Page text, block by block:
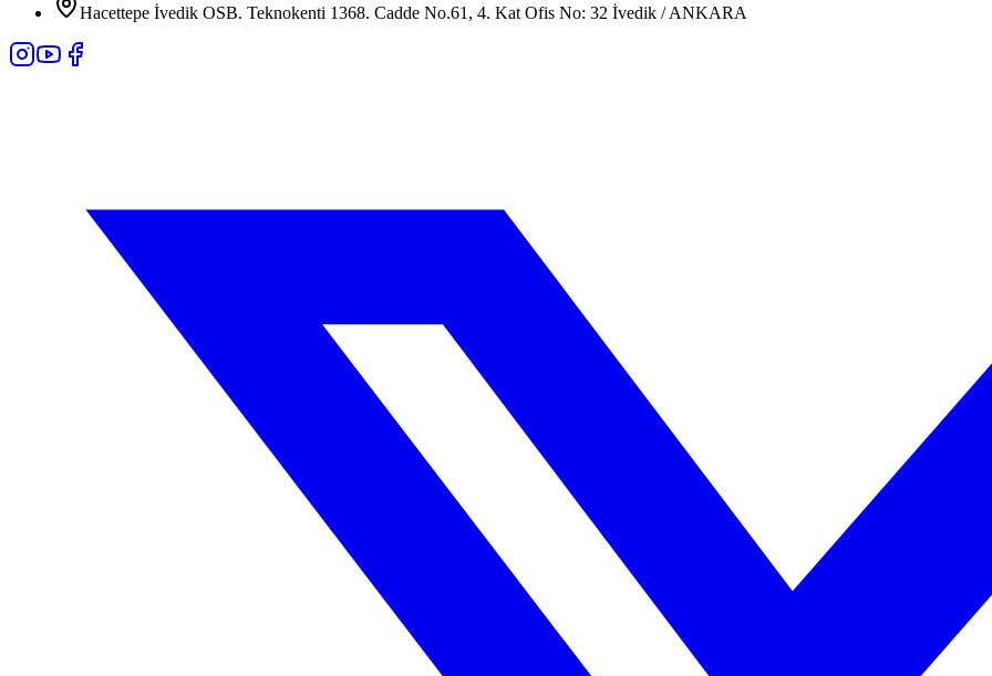
Hacettepe İvedik OSB. Teknokenti 1368. Cadde No.61, 4. Kat Ofis No: 32 İvedik / ANKARA